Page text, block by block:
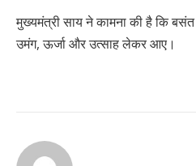
मुख्यमंत्री साय ने कामना की है कि
उमंग, ऊर्जा और उत्साह लेकर आए।